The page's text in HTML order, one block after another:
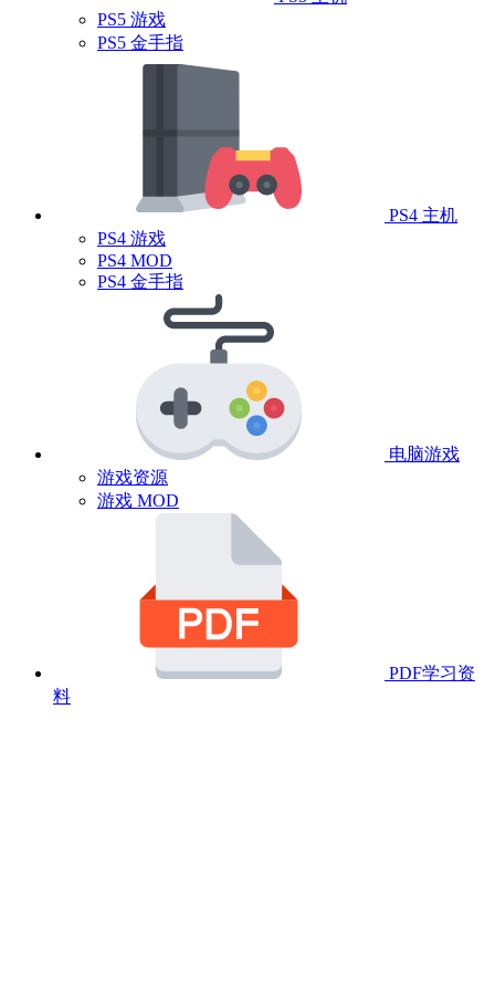
PS5 游戏
PS5 金手指
PS4 主机
PS4 游戏
PS4 MOD
PS4 金手指
电脑游戏
游戏资源
游戏 MOD
PDF学习资
料